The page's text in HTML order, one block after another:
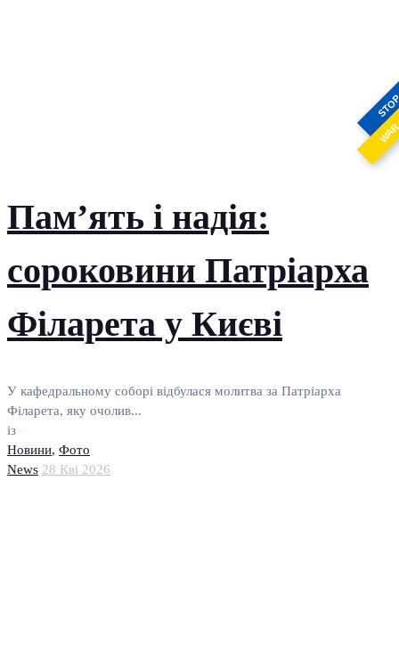
Пам’ять і надія:
сороковини Патріарха
Філарета у Києві
У кафедральному соборі відбулася молитва за Патріарха
Філарета, яку очолив...
із
Новини, Фото
News 28 Кві 2026